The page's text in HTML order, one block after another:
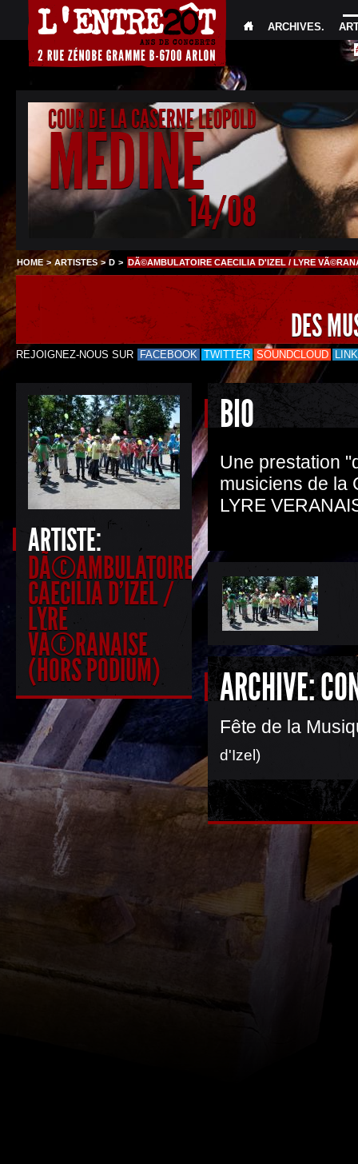
ARCHIVES.
COUR DE LA CASERNE LEOPOLD
MEDINE
14/08
HOME >ARTISTES>D > DÃ©AMBULATOIRE CAECILIA D'IZEL / LYRE
DES
REJOIGNEZ-NOUS SUR FACEBOOK TWITTER SOUNDCLOUD
ARTISTE:
DÃ©AMBULATOIRE
CAECILIA D'IZEL /
LYRE
VÃ©RANAISE
(HORS PODIUM)
BIO
Une prestation
musiciens de la
LYRE
ARCHIVE:
Fête de la
d'Izel)